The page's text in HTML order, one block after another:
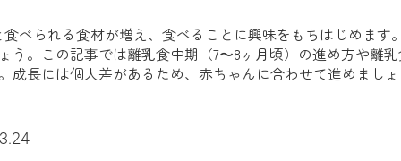
べられる食材が増え、食べることに興味をもちはじめま
う。この記事では離乳食中期（7〜8ヶ月頃）の進め方や離
成長には個人差があるため、赤ちゃんに合わせて進めましょ